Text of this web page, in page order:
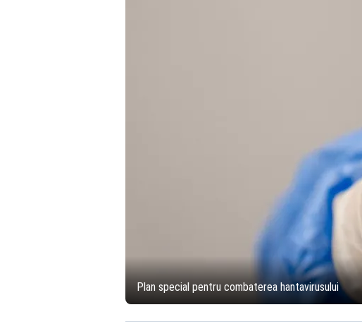
Plan special pentru combaterea hantavirusului